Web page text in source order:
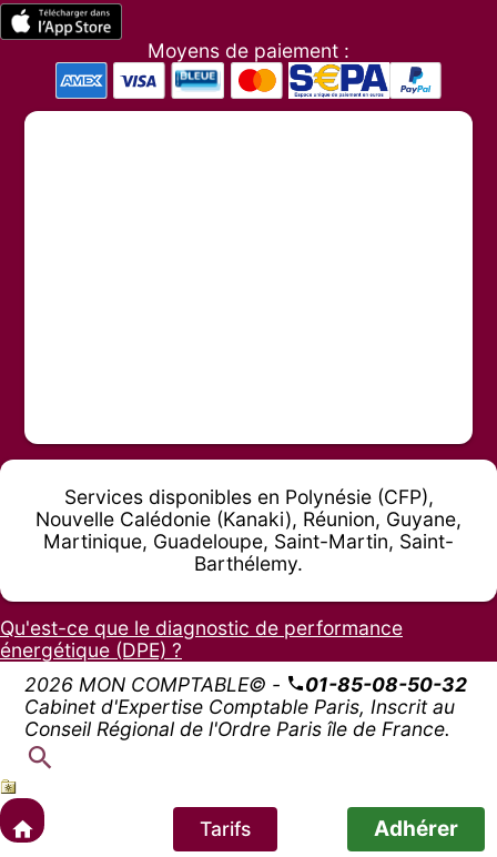
Moyens de paiement :
Services disponibles en Polynésie (CFP),
Nouvelle Calédonie (Kanaki), Réunion, Guyane,
Martinique, Guadeloupe, Saint-Martin, Saint-
Barthélemy.
Qu'est-ce que le diagnostic de performance
énergétique (DPE) ?
2026 MON COMPTABLE© -
01-85-08-50-32
Cabinet d'Expertise Comptable Paris, Inscrit au
Conseil Régional de l'Ordre Paris île de France.
Tarifs Adhérer